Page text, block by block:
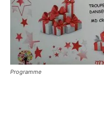
Programme